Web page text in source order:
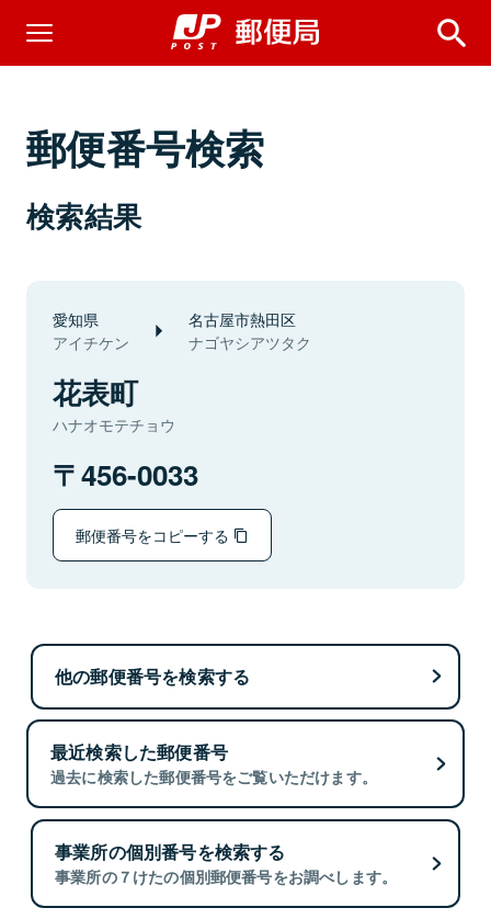
郵便番号検索
検索結果
愛知県
アイチケン
名古屋市熱田区
ナゴヤシアツタク
花表町
ハナオモテチョウ
456-0033
郵便番号をコピーする
他の郵便番号を検索する
最近検索した郵便番号
過去に検索した郵便番号をご覧いただけます。
事業所の個別番号を検索する
事業所の７けたの個別郵便番号をお調べします。